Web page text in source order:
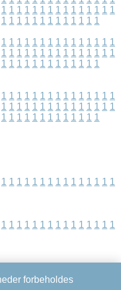
1 1 1 1 1 1 1 1 1 1 1 1 1 1 1
1 1 1 1 1 1 1 1 1 1 1 1 1
1 1 1 1 1 1 1 1 1 1 1 1 1 1 1
1 1 1 1 1 1 1 1 1 1 1 1 1 1 1
1 1 1 1 1 1 1 1 1 1 1 1 1
1 1 1 1 1 1 1 1 1 1 1 1 1 1 1
1 1 1 1 1 1 1 1 1 1 1 1 1 1 1
1 1 1 1 1 1 1 1 1 1 1 1 1
1 1 1 1 1 1 1 1 1 1 1 1 1 1 1
1 1 1 1 1 1 1 1 1 1 1 1 1 1 1
forbeholdes